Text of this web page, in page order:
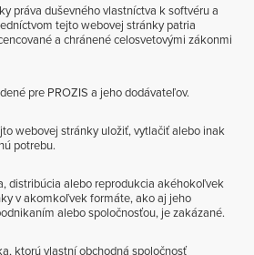
práva duševného vlastníctva k softvéru a
tejto webovej stránky patria
a chránené celosvetovými zákonmi
pre PROZIS a jeho dodávateľov.
webovej stránky uložiť, vytlačiť alebo inak
potrebu.
distribúcia alebo reprodukcia akéhokoľvek
v akomkoľvek formáte, ako aj jeho
alebo spoločnosťou, je zakázané.
ktorú vlastní obchodná spoločnosť